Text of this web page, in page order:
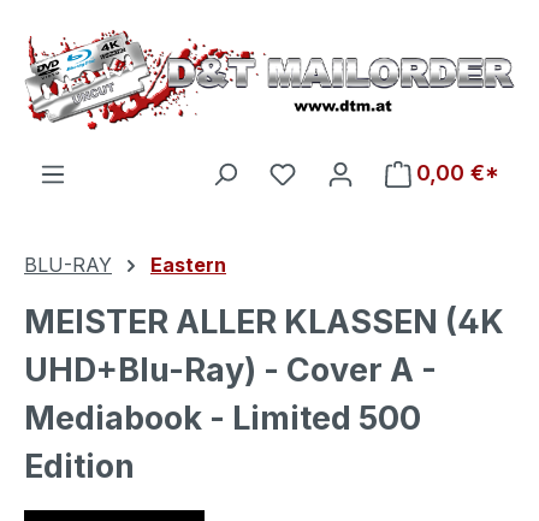
Zum Hauptinhalt springen
Du hast 0 Produkte auf
0,00 €*
BLU-RAY Eastern
MEISTER ALLER KLASSEN (4K
UHD+Blu-Ray) - Cover A -
Mediabook - Limited 500
Edition